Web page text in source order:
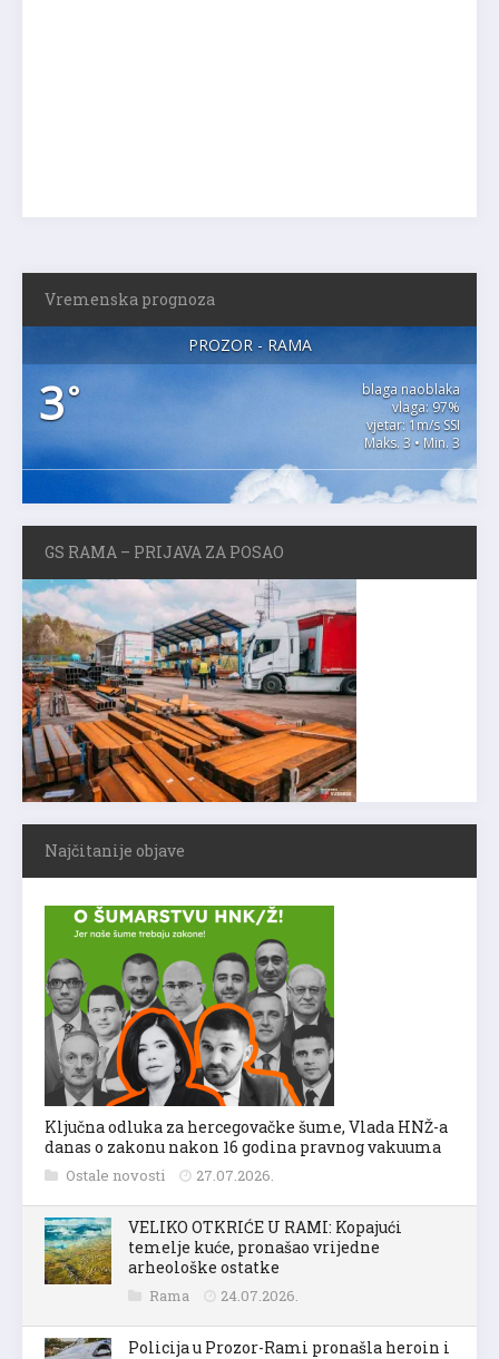
Vremenska prognoza
PROZOR - RAMA
3°
blaga naoblaka
vlaga: 97%
vjetar: 1m/s SSI
Maks. 3 • Min. 3
GS RAMA – PRIJAVA ZA POSAO
Najčitanije objave
Ključna odluka za hercegovačke šume, Vlada HNŽ-a
danas o zakonu nakon 16 godina pravnog vakuuma
Ostale novosti 27.07.2026.
VELIKO OTKRIĆE U RAMI: Kopajući
temelje kuće, pronašao vrijedne
arheološke ostatke
Rama 24.07.2026.
Policija u Prozor-Rami pronašla heroin i